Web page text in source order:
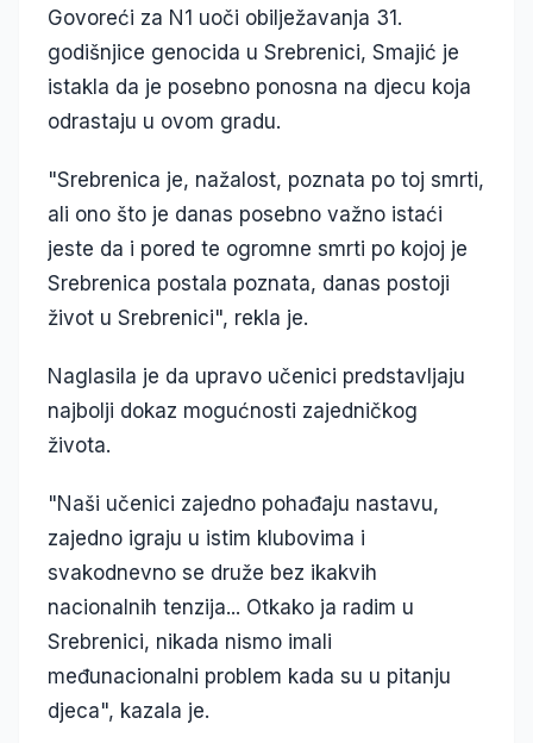
Govoreći za N1 uoči obilježavanja 31.
godišnjice genocida u Srebrenici, Smajić je
istakla da je posebno ponosna na djecu koja
odrastaju u ovom gradu.
"Srebrenica je, nažalost, poznata po toj smrti,
ali ono što je danas posebno važno istaći
jeste da i pored te ogromne smrti po kojoj je
Srebrenica postala poznata, danas postoji
život u Srebrenici", rekla je.
Naglasila je da upravo učenici predstavljaju
najbolji dokaz mogućnosti zajedničkog
života.
"Naši učenici zajedno pohađaju nastavu,
zajedno igraju u istim klubovima i
svakodnevno se druže bez ikakvih
nacionalnih tenzija... Otkako ja radim u
Srebrenici, nikada nismo imali
međunacionalni problem kada su u pitanju
djeca", kazala je.